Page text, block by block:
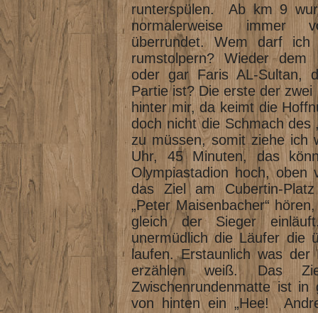
runterspülen. Ab km 9
normalerweise immer
überrundet. Wem darf
rumstolpern? Wieder dem
oder gar Faris AL-Sultan,
Partie ist? Die erste der
hinter mir, da keimt die
doch nicht die Schmach des
zu müssen, somit ziehe ich
Uhr, 45 Minuten, das
Olympiastadion hoch,
das Ziel am Cubertin-
„Peter Maisenbacher“
gleich der Sieger
unermüdlich die Läufer die
laufen. Erstaunlich was
erzählen weiß. Das
Zwischenrundenmatte ist
von hinten ein „Hee!